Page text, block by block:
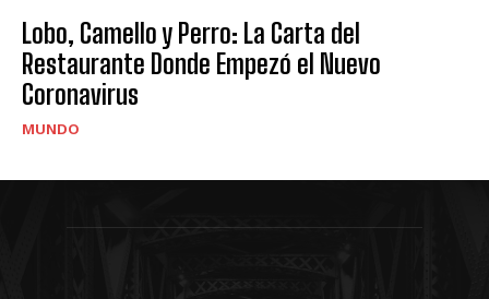
Lobo, Camello y Perro: La Carta del
Restaurante Donde Empezó el Nuevo
Coronavirus
MUNDO